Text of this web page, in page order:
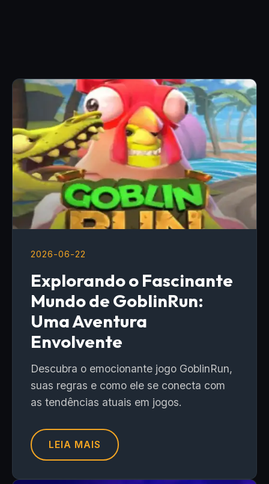
2026-06-22
Explorando o Fascinante
Mundo de GoblinRun:
Uma Aventura
Envolvente
Descubra o emocionante jogo GoblinRun,
suas regras e como ele se conecta com
as tendências atuais em jogos.
LEIA MAIS